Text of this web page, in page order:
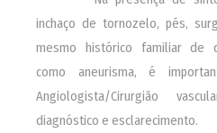
inchaço de tornozelo, pés,
mesmo histórico familiar de
como aneurisma, é
Angiologista/Cirurgião
diagnóstico e esclarecimento.